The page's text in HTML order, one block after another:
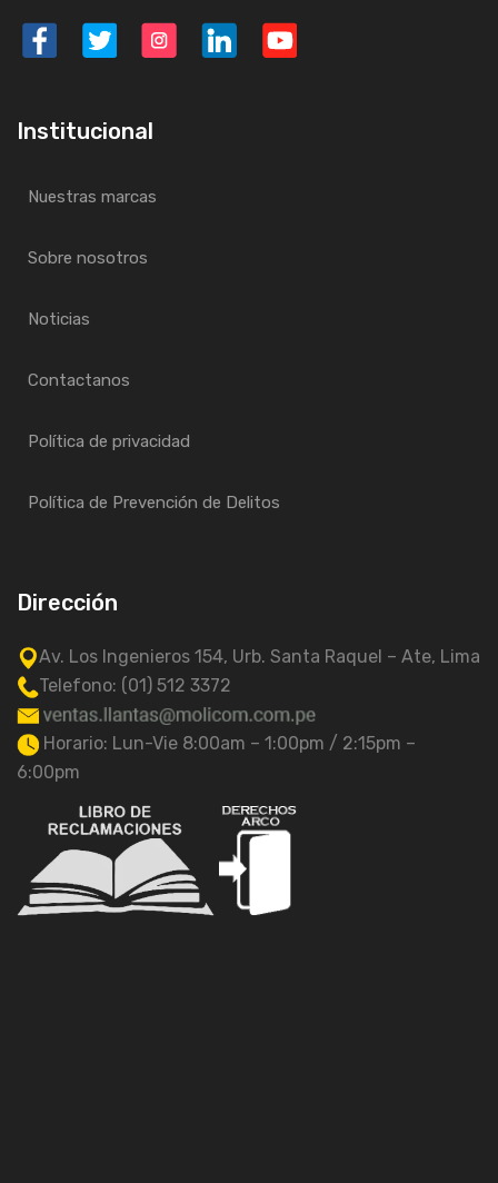
Institucional
Nuestras marcas
Sobre nosotros
Noticias
Contactanos
Política de privacidad
Política de Prevención de Delitos
Dirección
Av. Los Ingenieros 154, Urb. Santa Raquel – Ate, Lima
Telefono: (01) 512 3372
Horario: Lun-Vie 8:00am – 1:00pm / 2:15pm –
6:00pm